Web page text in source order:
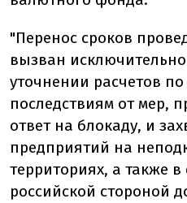
"Перенос сроков
вызван
уточнении расчетов
последствиям от мер,
ответ на блокаду, и
предприятий на
территориях, а также
российской стороной